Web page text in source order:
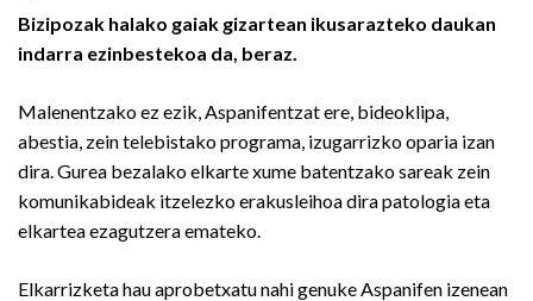
Bizipozak halako gaiak gizartean ikusarazteko daukan
indarra ezinbestekoa da, beraz.
Malenentzako ez ezik, Aspanifentzat ere, bideoklipa,
abestia, zein telebistako programa, izugarrizko oparia izan
dira. Gurea bezalako elkarte xume batentzako sareak zein
komunikabideak itzelezko erakusleihoa dira patologia eta
elkartea ezagutzera emateko.
Elkarrizketa hau aprobetxatu nahi genuke Aspanifen izenean